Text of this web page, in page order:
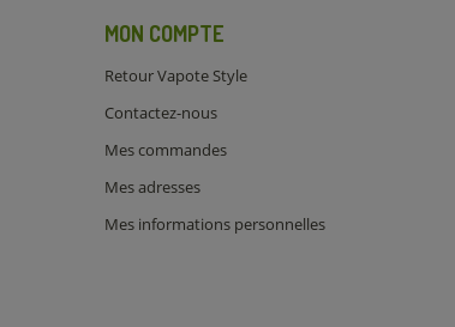
MON COMPTE
Retour Vapote Style
Contactez-nous
Mes commandes
Mes adresses
Mes informations personnelles